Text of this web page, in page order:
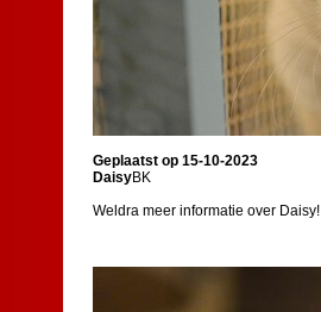
Geplaatst op 15-10-2023
DaisyBK
Weldra meer informatie over Daisy!